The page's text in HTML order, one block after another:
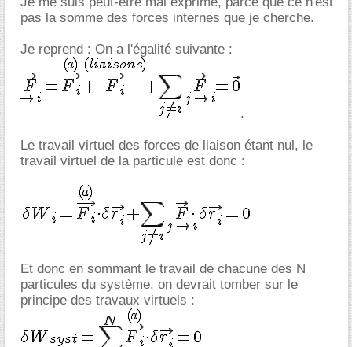
pas la somme des forces internes que je cherche.
Je reprend : On a l'égalité suivante :
.
Le travail virtuel des forces de liaison étant nul, le
travail virtuel de la particule est donc :
Et donc en sommant le travail de chacune des N
particules du système, on devrait tomber sur le
principe des travaux virtuels :